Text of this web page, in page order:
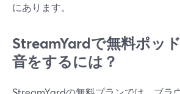
にあります。
StreamYardで無料ポッ
音をするには？